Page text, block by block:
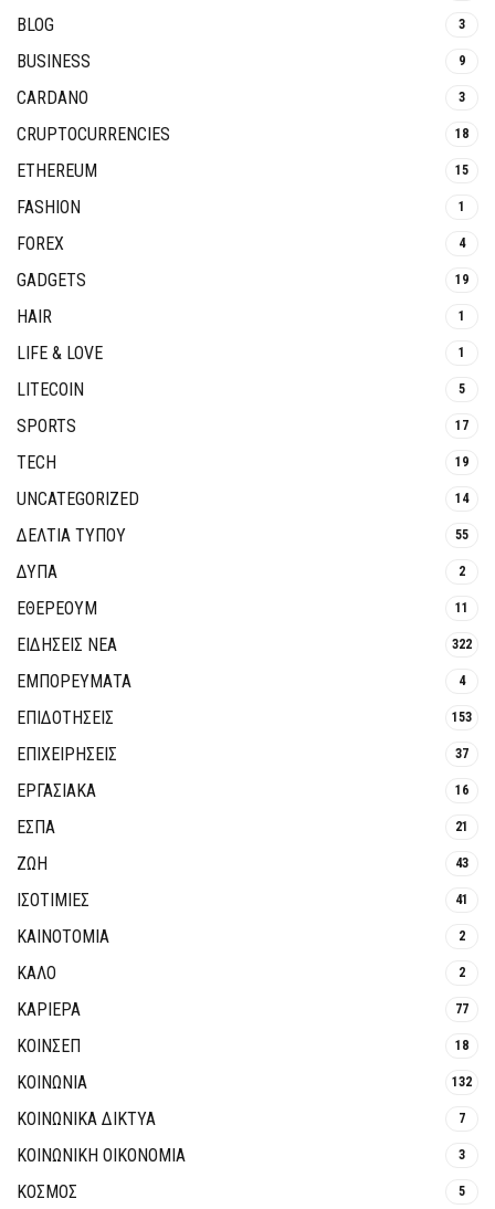
BLOG 3
BUSINESS 9
CARDANO 3
CRUPTOCURRENCIES 18
ETHEREUM 15
FASHION 1
FOREX 4
GADGETS 19
HAIR 1
LIFE & LOVE 1
LITECOIN 5
SPORTS 17
TECH 19
UNCATEGORIZED 14
ΔΕΛΤΙΑ ΤΥΠΟΥ 55
ΔΥΠΑ 2
ΕΘΈΡΕΟΥΜ 11
ΕΙΔΗΣΕΙΣ ΝΕΑ 322
ΕΜΠΟΡΕΥΜΑΤΑ 4
ΕΠΙΔΟΤΗΣΕΙΣ 153
ΕΠΙΧΕΙΡΗΣΕΙΣ 37
ΕΡΓΑΣΙΑΚΑ 16
ΕΣΠΑ 21
ΖΩΗ 43
ΙΣΟΤΙΜΙΕΣ 41
ΚΑΙΝΟΤΟΜΊΑ 2
ΚΑΛΟ 2
ΚΑΡΙΕΡΑ 77
ΚΟΙΝΣΕΠ 18
ΚΟΙΝΩΝΙΑ 132
ΚΟΙΝΩΝΙΚΆ ΔΊΚΤΥΑ 7
ΚΟΙΝΩΝΙΚΉ ΟΙΚΟΝΟΜΊΑ 3
ΚΟΣΜΟΣ 5